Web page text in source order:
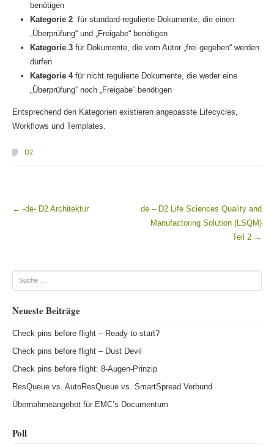
benötigen
Kategorie 2 für standard-regulierte Dokumente, die einen
„Überprüfung“ und „Freigabe“ benötigen
Kategorie 3 für Dokumente, die vom Autor „frei gegeben“ werden
dürfen
Kategorie 4für nicht regulierte Dokumente, die weder eine
„Überprüfung“ noch „Freigabe“ benötigen
Entsprechend den Kategorien existieren angepasste Lifecycles,
Workflows und Templates.
D2
Beitragsnavigation
← -de- D2 Architektur
de – D2 Life Sciences Quality and
Manufactoring Solution (LSQM)
Teil 2 →
Suche
Neueste Beiträge
Check pins before flight – Ready to start?
Check pins before flight – Dust Devil
Check pins before flight: 8-Augen-Prinzip
ResQueue vs. AutoResQueue vs. SmartSpread Verbund
Übernahmeangebot für EMC’s Documentum
Poll